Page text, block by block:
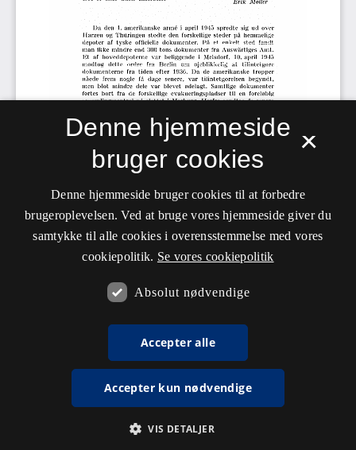
×
Denne hjemmeside
bruger cookies
Denne hjemmeside bruger cookies til at forbedre
brugeroplevelsen. Ved at bruge vores hjemmeside giver du
samtykke til alle cookies i overensstemmelse med vores
cookiepolitik. Se vores cookiepolitik
Absolut nødvendige
Accepter alle
Accepter kun nødvendige
VIS DETALJER